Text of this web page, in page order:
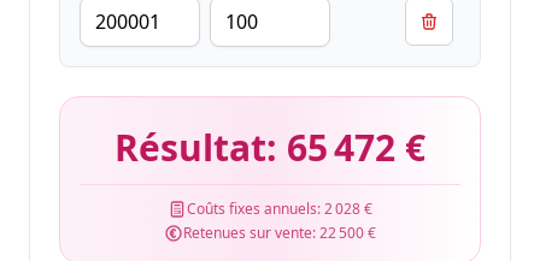
Résultat: 65 472 €
Coûts fixes annuels:2 028 €
Retenues sur vente:22 500 €